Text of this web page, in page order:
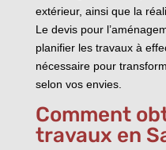
extérieur, ainsi que la
Le devis pour
planifier les travaux à
nécessaire pour
selon vos envies.
Comment
travaux en